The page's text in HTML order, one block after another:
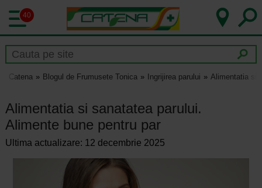
40
Catena Blogul de Frumusete Tonica Ingrijirea parului Alimentatia si
Alimentatia si sanatatea parului.
Alimente bune pentru par
Ultima actualizare: 12 decembrie 2025